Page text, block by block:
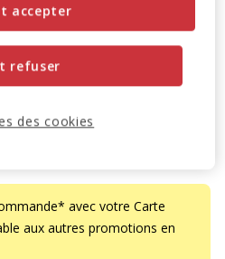
avec votre Carte
aux autres promotions en
refuser
accepter
des cookies